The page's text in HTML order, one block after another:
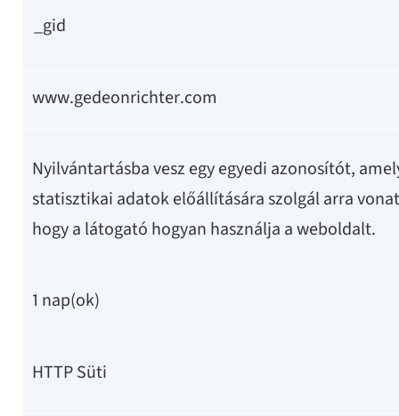
_gid
www.gedeonrichter.com
Nyilvántartásba vesz egy egyedi azonosítót,
statisztikai adatok előállítására szolgál arra
hogy a látogató hogyan használja a weboldalt.
1 nap(ok)
HTTP Süti